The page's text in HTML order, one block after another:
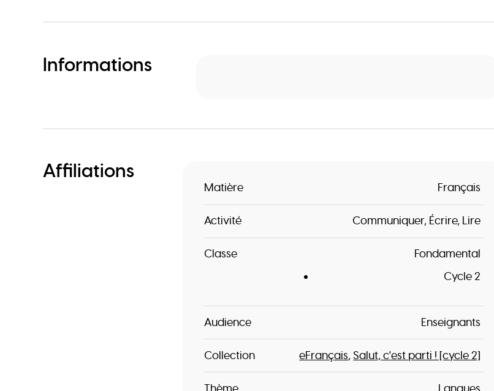
Informations
Affiliations
Matière Français
Activité Communiquer Écrire Lire
Classe
Fondamental
Cycle 2
Audience Enseignants
Collection eFrançais Salut, c'est parti ! [cycle 2]